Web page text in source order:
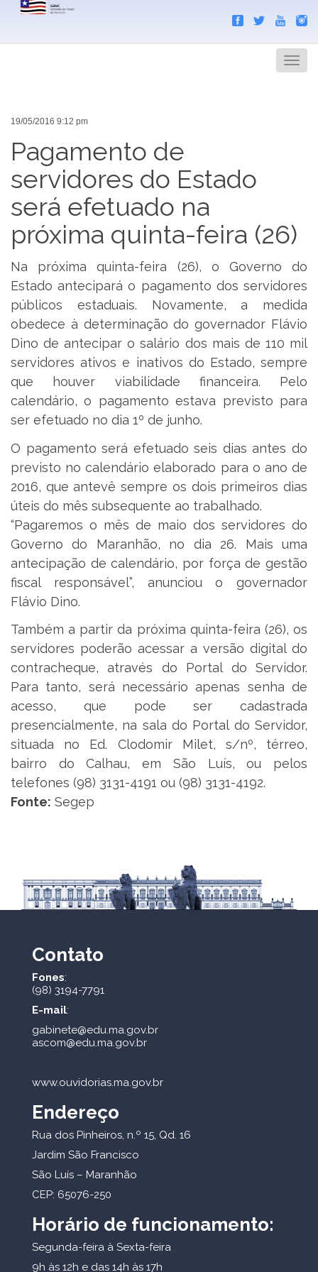
Menu
19/05/2016 9:12 pm
Pagamento de
servidores do Estado
será efetuado na
próxima quinta-feira (26)
Na próxima quinta-feira (26), o Governo do
Estado antecipará o pagamento dos servidores
públicos estaduais. Novamente, a medida
obedece à determinação do governador Flávio
Dino de antecipar o salário dos mais de 110 mil
servidores ativos e inativos do Estado, sempre
que houver viabilidade financeira. Pelo
calendário, o pagamento estava previsto para
ser efetuado no dia 1º de junho.
O pagamento será efetuado seis dias antes do
previsto no calendário elaborado para o ano de
2016, que antevê sempre os dois primeiros dias
úteis do mês subsequente ao trabalhado.
“Pagaremos o mês de maio dos servidores do
Governo do Maranhão, no dia 26. Mais uma
antecipação de calendário, por força de gestão
fiscal responsável”, anunciou o governador
Flávio Dino.
Também a partir da próxima quinta-feira (26), os
servidores poderão acessar a versão digital do
contracheque, através do Portal do Servidor.
Para tanto, será necessário apenas senha de
acesso, que pode ser cadastrada
presencialmente, na sala do Portal do Servidor,
situada no Ed. Clodomir Milet, s/nº, térreo,
bairro do Calhau, em São Luís, ou pelos
telefones (98) 3131-4191 ou (98) 3131-4192.
Fonte: Segep
Contato
Fones:
(98) 3194-7791
E-mail:
gabinete@edu.ma.gov.br
ascom@edu.ma.gov.br
www.ouvidorias.ma.gov.br
Endereço
Rua dos Pinheiros, n.º 15, Qd. 16
Jardim São Francisco
São Luís – Maranhão
CEP: 65076-250
Horário de funcionamento:
Segunda-feira à Sexta-feira
9h às 12h e das 14h às 17h